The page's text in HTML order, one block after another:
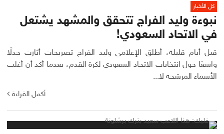
كل الأخبار
نبوءة وليد الفراج تتحقق والمشهد يشتعل
في الاتحاد السعودي!
قبل أيام قليلة، أطلق الإعلامي وليد الفراج تصريحات أثارت جدلًا
واسعًا حول انتخابات الاتحاد السعودي لكرة القدم، بعدما أكد أن أغلب
الأسماء المرشحة لا...
أكمل القراءة